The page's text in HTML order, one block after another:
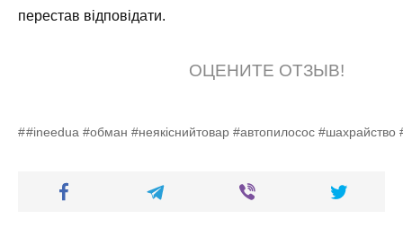
перестав відповідати.
ОЦЕНИТЕ ОТЗЫВ!
#ineedua #обман #неякіснийтовар #автопилосос #шахрайство